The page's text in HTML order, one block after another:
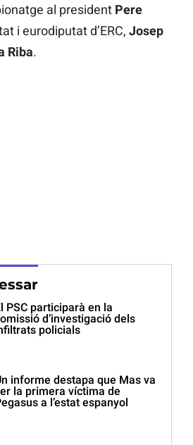
al president Pere
i eurodiputat d’ERC, Josep
Riba.
PSC participarà en la
d’investigació dels
policials
informe destapa que Mas va
la primera víctima de
a l’estat espanyol